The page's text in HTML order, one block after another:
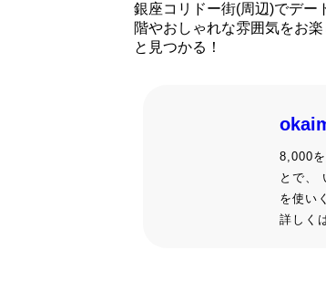
銀座コリドー街(周辺)でデー
階やおしゃれな雰囲気をお
と見つかる！
8,000
とで、
を使い
詳しく